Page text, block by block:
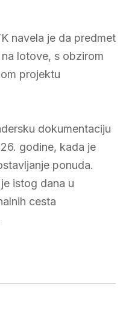
navela je da predmet
lotove, s obzirom
projektu
dokumentaciju
godine, kada je
ponuda.
istog dana u
cesta